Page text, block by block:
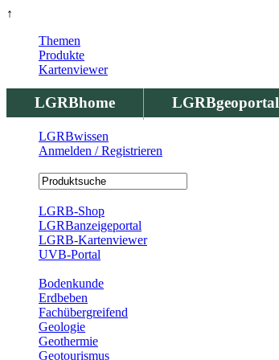
↑
LGRBhome LGRBgeoportal
Themen
Produkte
Kartenviewer
LGRBwissen
Anmelden / Registrieren
LGRB-Shop
LGRBanzeigeportal
LGRB-Kartenviewer
UVB-Portal
Bodenkunde
Erdbeben
Fachübergreifend
Geologie
Geothermie
Geotourismus